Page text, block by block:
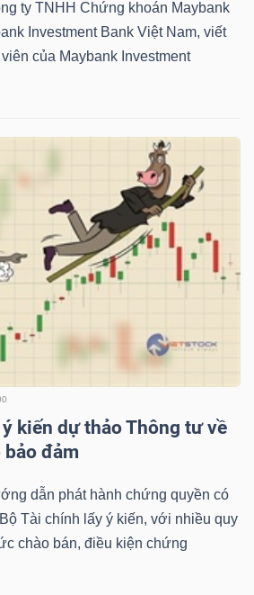
ty TNHH Chứng khoán Maybank
Investment Bank Việt Nam, viết
viên của Maybank Investment
kiến dự thảo Thông tư về
đảm
dẫn phát hành chứng quyền có
Tài chính lấy ý kiến, với nhiều quy
chào bán, điều kiện chứng